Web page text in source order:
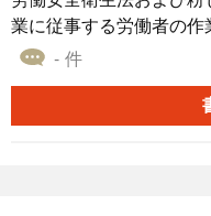
あらかじめ特定した利用
セス権限の管理や漏え
を講じた上で取り扱う必要があり
利用メリット ＜業務の
いるため、確認や社内
業に従事する労働者の
「作業環境測定結果記
とめ、労働者の健康管
としています。 ■作業環境測定結果記録表とは 粉じん作業
- 件